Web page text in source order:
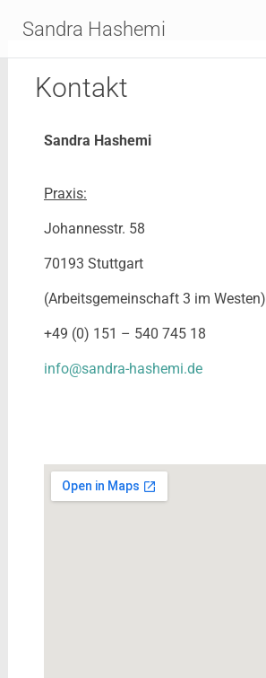
Sandra Hashemi
Kontakt
Sandra Hashemi
Praxis:
Johannesstr. 58
70193 Stuttgart
(Arbeitsgemeinschaft 3 im Westen)
+49 (0) 151 – 540 745 18
info@sandra-hashemi.de